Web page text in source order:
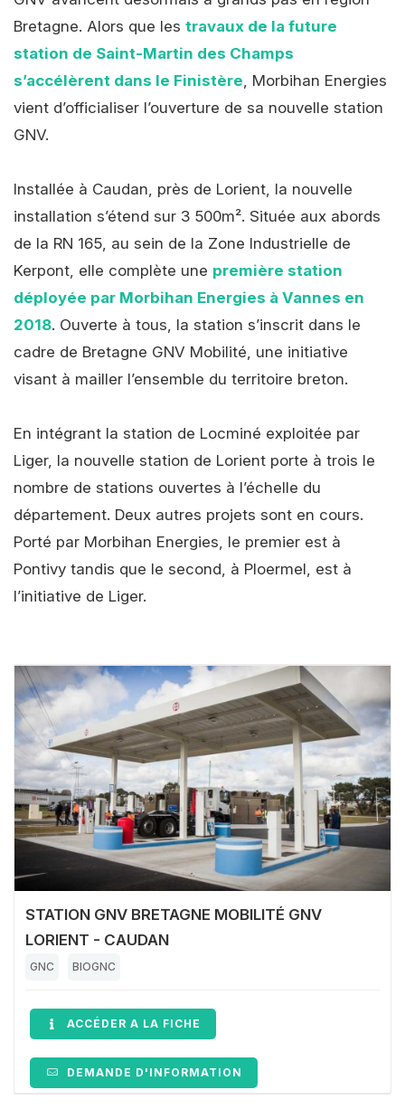
Bretagne. Alors que les travaux de la future
station de Saint-Martin des Champs
s’accélèrent dans le Finistère , Morbihan Energies
vient d’officialiser l’ouverture de sa nouvelle station
GNV.
Installée à Caudan, près de Lorient, la nouvelle
installation s’étend sur 3 500m². Située aux abords
de la RN 165, au sein de la Zone Industrielle de
Kerpont, elle complète une première station
déployée par Morbihan Energies à Vannes en
2018. Ouverte à tous, la station s’inscrit dans le
cadre de Bretagne GNV Mobilité, une initiative
visant à mailler l’ensemble du territoire breton.
En intégrant la station de Locminé exploitée par
Liger, la nouvelle station de Lorient porte à trois le
nombre de stations ouvertes à l’échelle du
département. Deux autres projets sont en cours.
Porté par Morbihan Energies, le premier est à
Pontivy tandis que le second, à Ploermel, est à
l’initiative de Liger.
STATION GNV BRETAGNE MOBILITÉ GNV
LORIENT - CAUDAN
GNC BIOGNC
ACCÉDER A LA FICHE
DEMANDE D'INFORMATION